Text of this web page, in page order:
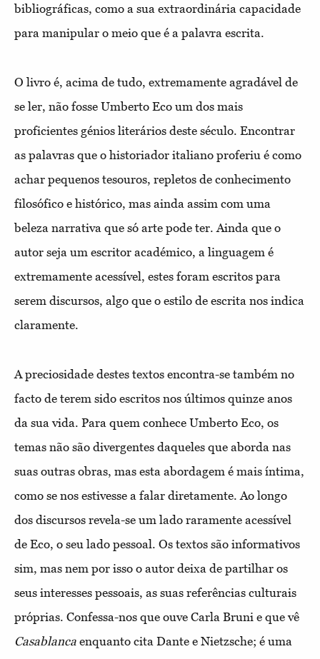
bibliográficas, como a sua extraordinária capacidade
para manipular o meio que é a palavra escrita.
O livro é, acima de tudo, extremamente agradável de
se ler, não fosse Umberto Eco um dos mais
proficientes génios literários deste século. Encontrar
as palavras que o historiador italiano proferiu é como
achar pequenos tesouros, repletos de conhecimento
filosófico e histórico, mas ainda assim com uma
beleza narrativa que só arte pode ter. Ainda que o
autor seja um escritor académico, a linguagem é
extremamente acessível, estes foram escritos para
serem discursos, algo que o estilo de escrita nos indica
claramente.
A preciosidade destes textos encontra-se também no
facto de terem sido escritos nos últimos quinze anos
da sua vida. Para quem conhece Umberto Eco, os
temas não são divergentes daqueles que aborda nas
suas outras obras, mas esta abordagem é mais íntima,
como se nos estivesse a falar diretamente. Ao longo
dos discursos revela-se um lado raramente acessível
de Eco, o seu lado pessoal. Os textos são informativos
sim, mas nem por isso o autor deixa de partilhar os
seus interesses pessoais, as suas referências culturais
próprias. Confessa-nos que ouve Carla Bruni e que vê
Casablanca enquanto cita Dante e Nietzsche; é uma